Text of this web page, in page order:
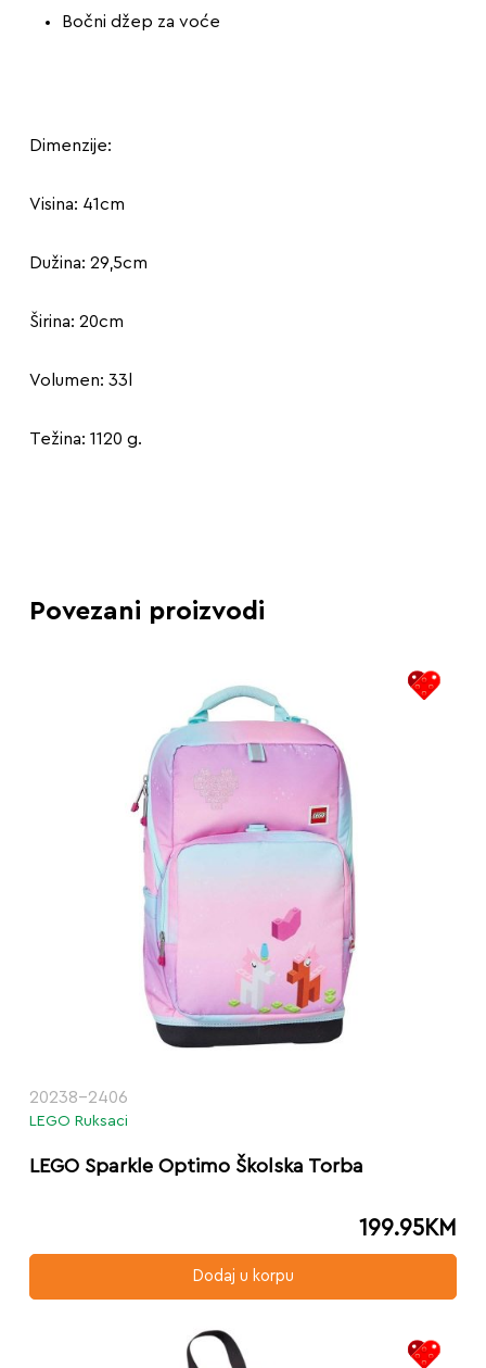
Bočni džep za voće
Dimenzije:
Visina: 41cm
Dužina: 29,5cm
Širina: 20cm
Volumen: 33l
Težina: 1120 g.
Povezani proizvodi
20238-2406
LEGO Ruksaci
LEGO Sparkle Optimo Školska Torba
199.95KM
Dodaj u korpu